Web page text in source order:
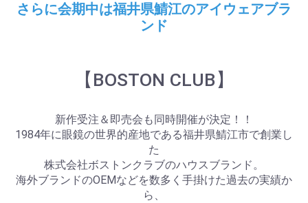
さらに会期中は福井県鯖江のアイウェアブラ
ンド
【BOSTON CLUB】
新作受注＆即売会も同時開催が決定！！
1984年に眼鏡の世界的産地である福井県鯖江市で創業し
た
株式会社ボストンクラブのハウスブランド。
海外ブランドのOEMなどを数多く手掛けた過去の実績か
ら、